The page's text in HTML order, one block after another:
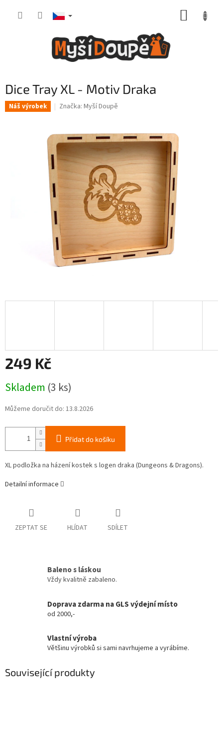
Dice Tray XL - Motiv Draka
Náš výrobek Značka: Myší Doupě
249 Kč
cena:
Skladem (3 ks)
Můžeme doručit do: 13.8.2026
Přidat do košíku
XL podložka na házení kostek s logen draka (Dungeons & Dragons).
Detailní informace
ZEPTAT SE HLÍDAT SDÍLET
Baleno s láskou
Vždy kvalitně zabaleno.
Doprava zdarma na GLS výdejní místo
od 2000,-
Vlastní výroba
Většinu výrobků si sami navrhujeme a vyrábíme.
Související produkty